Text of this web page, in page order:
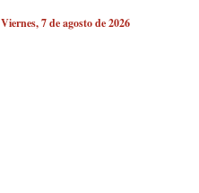
Viernes, 7 de agosto de 2026